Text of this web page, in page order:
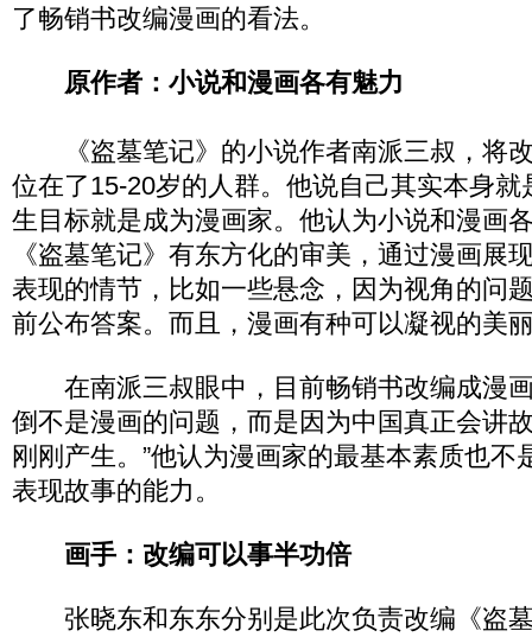
了畅销书改编漫画的看法。
原作者：小说和漫画各有魅力
《盗墓笔记》的小说作者南派三叔，将
位在了15-20岁的人群。他说自己其实本身
生目标就是成为漫画家。他认为小说和漫画
《盗墓笔记》有东方化的审美，通过漫画展
表现的情节，比如一些悬念，因为视角的问
前公布答案。而且，漫画有种可以凝视的美
在南派三叔眼中，目前畅销书改编成漫画
倒不是漫画的问题，而是因为中国真正会讲
刚刚产生。”他认为漫画家的最基本素质也不
表现故事的能力。
画手：改编可以事半功倍
张晓东和东东分别是此次负责改编《盗